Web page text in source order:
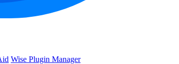
Wise Plugin Manager